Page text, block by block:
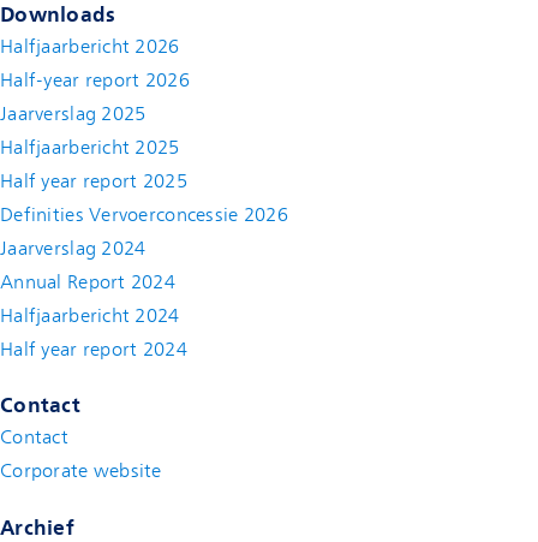
Downloads
Halfjaarbericht 2026
Half-year report 2026
Jaarverslag 2025
Halfjaarbericht 2025
Half year report 2025
Definities Vervoerconcessie 2026
Jaarverslag 2024
Annual Report 2024
Halfjaarbericht 2024
Half year report 2024(new window)
Contact
Contact
Corporate website
Archief